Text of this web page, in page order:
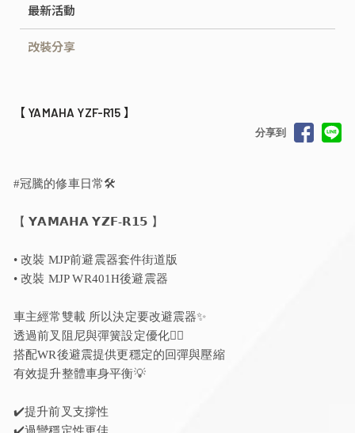
最新活動
改裝分享
【 YAMAHA YZF-R15 】
分享到
#冠騰的修車日常🛠️
【 𝗬𝗔𝗠𝗔𝗛𝗔 𝗬𝗭𝗙-𝗥𝟭𝟱 】
• 改裝 MJP前避震器套件街道版
• 改裝 MJP WR401H後避震器
車主經常雙載 所以決定要改避震器✨
透過前叉阻尼與彈簧設定優化❤️‍🔥
搭配WR後避震提供更穩定的回彈與壓縮
有效提升整體車身平衡💡
✔️提升前叉支撐性